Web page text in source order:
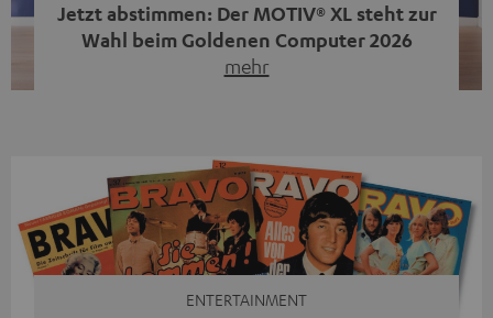
Jetzt abstimmen: Der MOTIV® XL steht zur
Wahl beim Goldenen Computer 2026
mehr
Streaming-System vereint hochwertige HiFi-Technik,
moderne Streaming-Funktionen und hohe Flexibilität in
einem einzigen Gerät – und zeigt, dass man für großen
Sound heute keine klassische HiFi-Anlage mehr braucht.
ENTERTAINMENT